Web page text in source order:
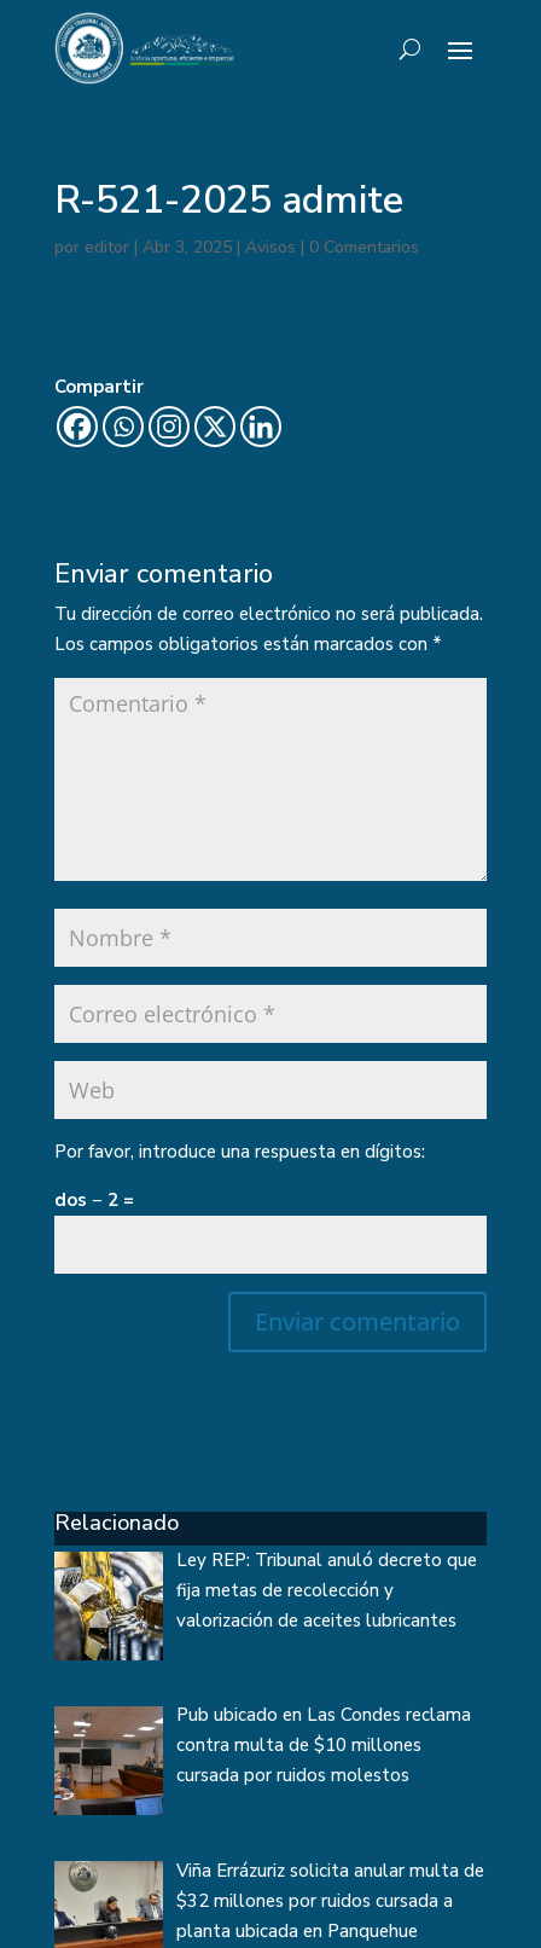
R-521-2025 admite
por editor| Abr 3, 2025| Avisos | 0 Comentarios
Compartir
Enviar comentario
Tu dirección de correo electrónico no será publicada.
Los campos obligatorios están marcados con *
Por favor, introduce una respuesta en dígitos:
dos − 2 =
Relacionado
Ley REP: Tribunal anuló decreto que
fija metas de recolección y
valorización de aceites lubricantes
Pub ubicado en Las Condes reclama
contra multa de $10 millones
cursada por ruidos molestos
Viña Errázuriz solicita anular multa de
$32 millones por ruidos cursada a
planta ubicada en Panquehue